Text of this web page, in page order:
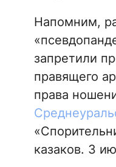
Напомним,
запретили
правящего
права
казаков. 3